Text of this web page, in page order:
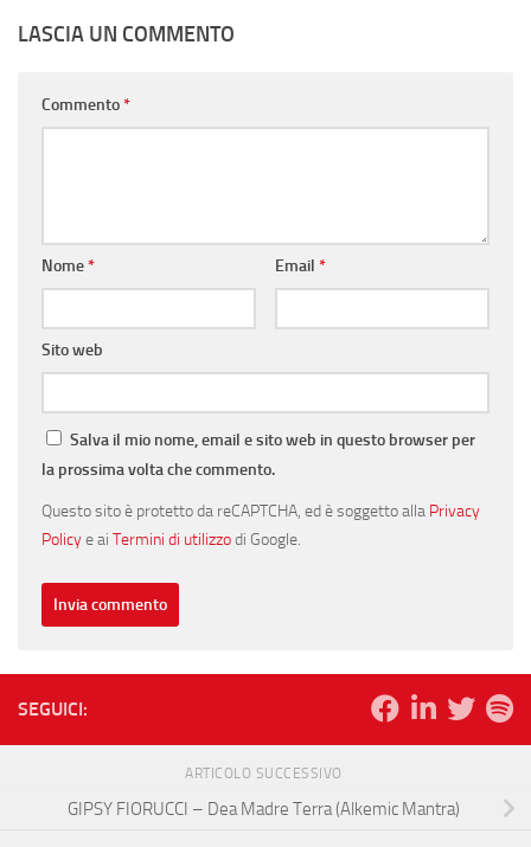
LASCIA UN COMMENTO
Commento*
Nome* Email *
Sito web
Salva il mio nome, email e sito web in questo browser per
la prossima volta che commento.
Questo sito è protetto da reCAPTCHA, ed è soggetto alla Privacy
Policye ai Termini di utilizzodi Google.
SEGUICI:
ARTICOLO SUCCESSIVO
GIPSY FIORUCCI – Dea Madre Terra (Alkemic Mantra)